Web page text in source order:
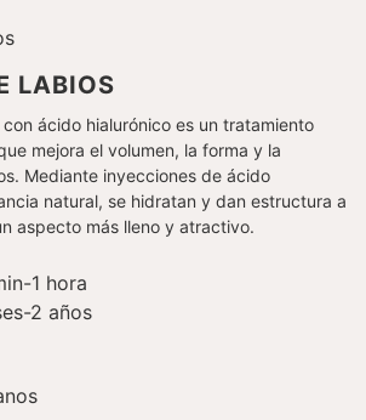
LABIOS
ácido hialurónico es un tratamiento
mejora el volumen, la forma y la
Mediante inyecciones de ácido
natural, se hidratan y dan estructura a
aspecto más lleno y atractivo.
1 hora
2 años